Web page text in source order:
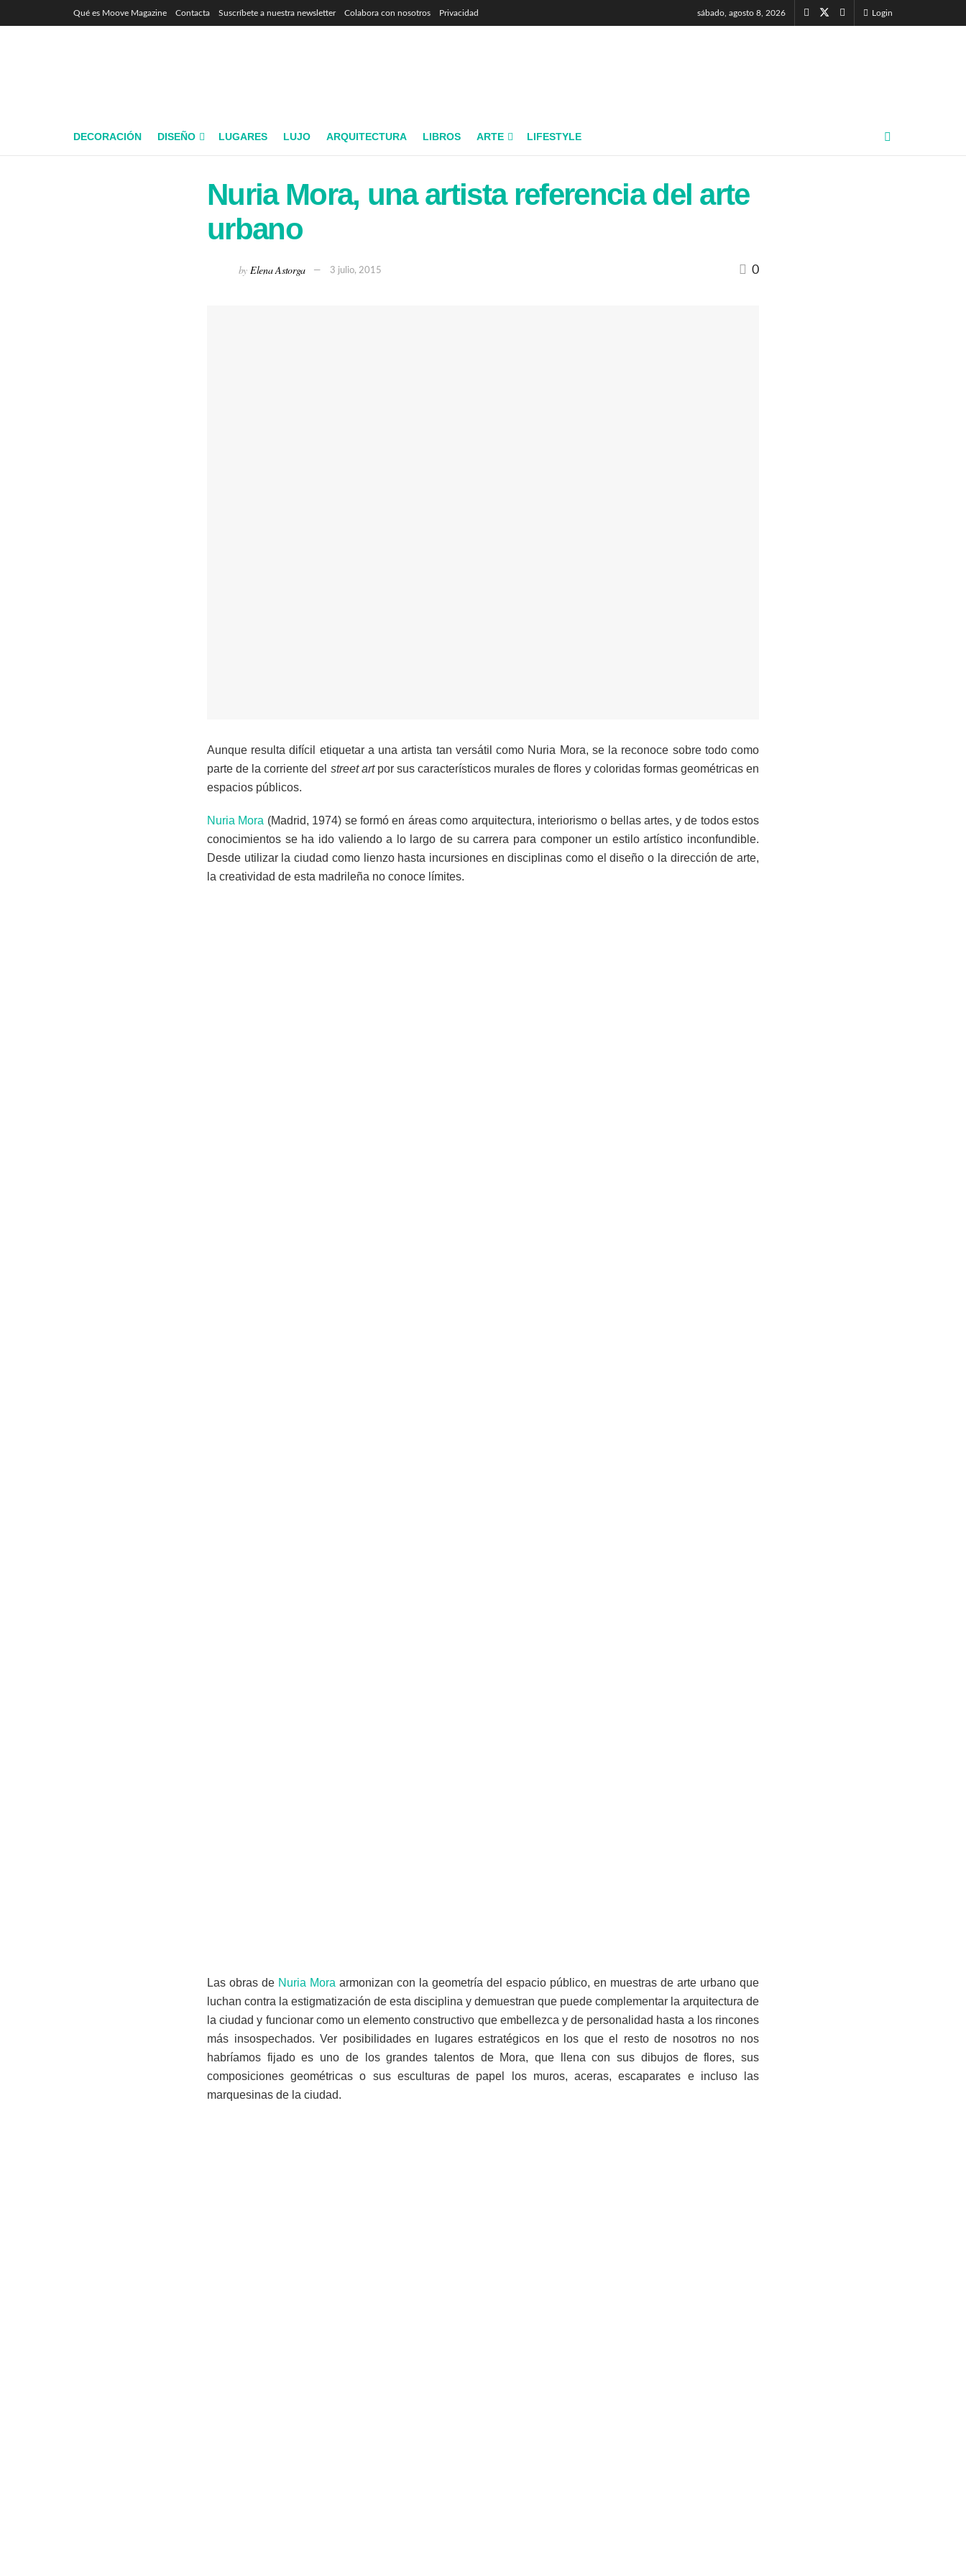
Qué es Moove Magazine Contacta Suscríbete a nuestra newsletter Colabora con nosotros Privacidad sábado, agosto 8, 2026 Login
DECORACIÓN DISEÑO LUGARES LUJO ARQUITECTURA LIBROS ARTE LIFESTYLE
Nuria Mora, una artista referencia del arte
urbano
by Elena Astorga 3 julio, 2015 0
Aunque resulta difícil etiquetar a una artista tan versátil como Nuria Mora, se la reconoce sobre todo como
parte de la corriente del street artpor sus característicos murales de flores y coloridas formas geométricas en
espacios públicos.
Nuria Mora (Madrid, 1974) se formó en áreas como arquitectura, interiorismo o bellas artes, y de todos estos
conocimientos se ha ido valiendo a lo largo de su carrera para componer un estilo artístico inconfundible.
Desde utilizar la ciudad como lienzo hasta incursiones en disciplinas como el diseño o la dirección de arte,
la creatividad de esta madrileña no conoce límites.
Las obras de Nuria Mora armonizan con la geometría del espacio público, en muestras de arte urbano que
luchan contra la estigmatización de esta disciplina y demuestran que puede complementar la arquitectura de
la ciudad y funcionar como un elemento constructivo que embellezca y de personalidad hasta a los rincones
más insospechados. Ver posibilidades en lugares estratégicos en los que el resto de nosotros no nos
habríamos fijado es uno de los grandes talentos de Mora, que llena con sus dibujos de flores, sus
composiciones geométricas o sus esculturas de papel los muros, aceras, escaparates e incluso las
marquesinas de la ciudad.